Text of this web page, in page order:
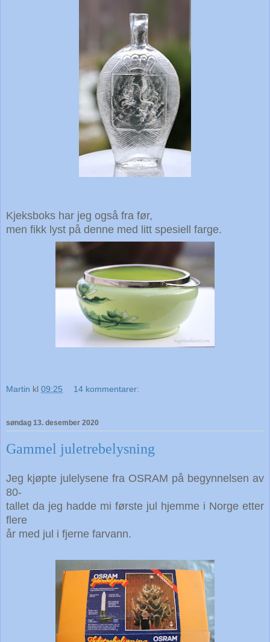
Kjeksboks har jeg også fra før,
men fikk lyst på denne med litt spesiell farge.
Martin kl 09:25 14 kommentarer:
søndag 13. desember 2020
Gammel juletrebelysning
Jeg kjøpte julelysene fra OSRAM på begynnelsen av
80-
tallet da jeg hadde mi første jul hjemme i Norge etter
flere
år med jul i fjerne farvann.